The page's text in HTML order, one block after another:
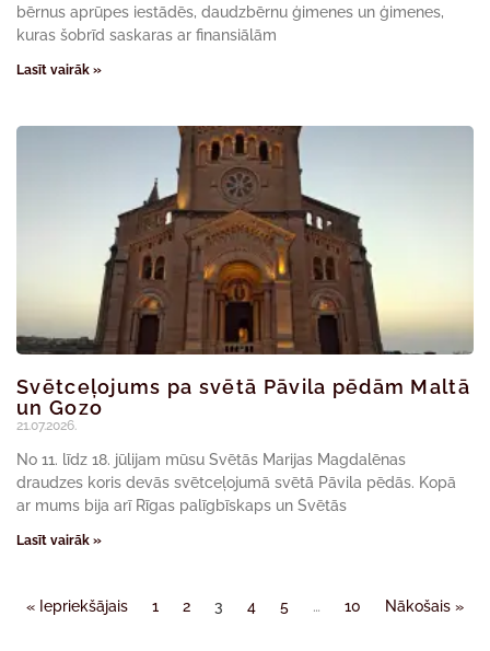
bērnus aprūpes iestādēs, daudzbērnu ģimenes un ģimenes,
kuras šobrīd saskaras ar finansiālām
Lasīt vairāk »
Svētceļojums pa svētā Pāvila pēdām Maltā
un Gozo
21.07.2026.
No 11. līdz 18. jūlijam mūsu Svētās Marijas Magdalēnas
draudzes koris devās svētceļojumā svētā Pāvila pēdās. Kopā
ar mums bija arī Rīgas palīgbīskaps un Svētās
Lasīt vairāk »
« Iepriekšājais 1 2 3 4 5 … 10 Nākošais »